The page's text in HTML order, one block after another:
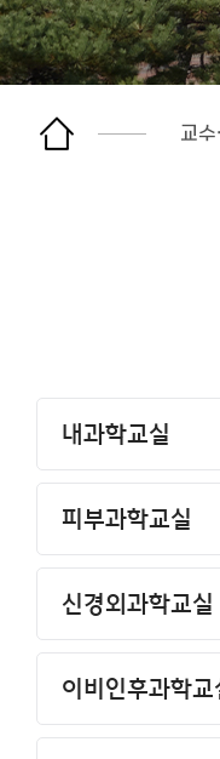
교수
교수
후원
내과학교실
피부과학교실
신경외과학교실
이비인후과학교